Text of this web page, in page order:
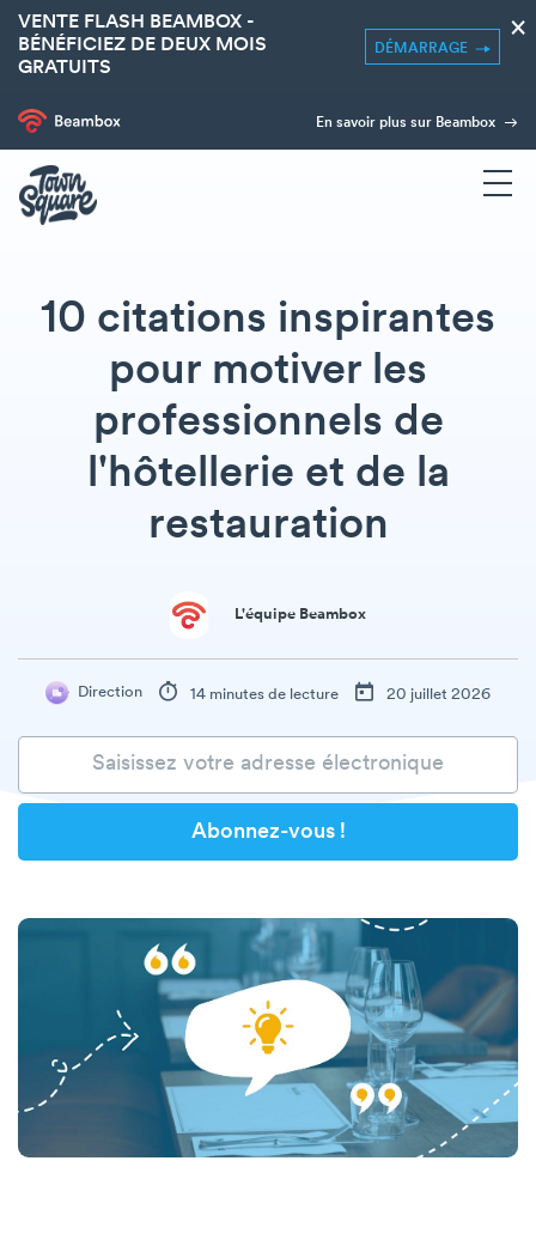
VENTE FLASH BEAMBOX -
BÉNÉFICIEZ DE DEUX MOIS
GRATUITS
DÉMARRAGE
×
En savoir plus sur Beambox
10 citations inspirantes
pour motiver les
professionnels de
l'hôtellerie et de la
restauration
L'équipe Beambox
Direction 14 minutes de lecture 20 juillet 2026